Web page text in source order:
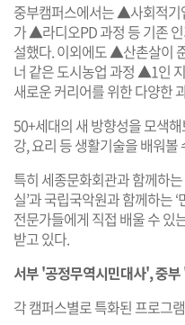
중부캠퍼스에서는 ▲사회적
가 ▲라디오PD 과정 등 기존
설했다. 이외에도 ▲산촌살이
너 같은 도시농업 과정 ▲1인
새로운 커리어를 위한 다양한
50+세대의 새 방향성을 모색
강, 요리 등 생활기술을 배워
특히 세종문화회관과 함께하는
실’과 국립국악원과 함께하는 ‘
전문가들에게 직접 배울 수 있
받고 있다.
서부 '공정무역시민대사', 중
각 캠퍼스별로 특화된 프로그